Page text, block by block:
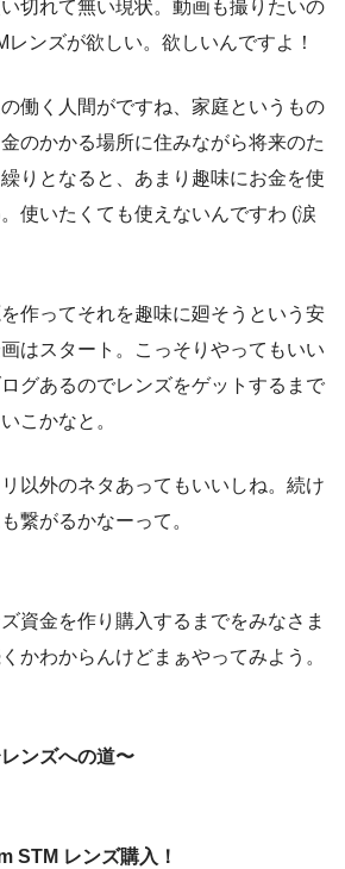
切れて無い現状。動画も撮りたいの
レンズが欲しい。欲しいんですよ！
働く人間がですね、家庭というもの
のかかる場所に住みながら将来のた
りとなると、あまり趣味にお金を使
使いたくても使えないんですわ (涙
作ってそれを趣味に廻そうという安
はスタート。こっそりやってもいい
グあるのでレンズをゲットするまで
こかなと。
以外のネタあってもいいしね。続け
繋がるかなーって。
資金を作り購入するまでをみなさま
かわからんけどまぁやってみよう。
ンズへの道〜
STM レンズ購入！